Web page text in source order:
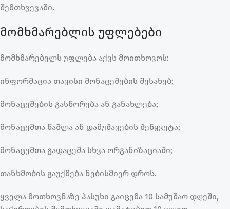
შემთხვევაში.
მომხმარებლის უფლებები
მომხმარებელს უფლება აქვს მოითხოვოს:
ინფორმაცია თავისი მონაცემების შესახებ;
მონაცემების გასწორება ან განახლება;
მონაცემთა წაშლა ან დამუშავების შეწყვეტა;
მონაცემთა გადაცემა სხვა ორგანიზაციაში;
თანხმობის გაუქმება ნებისმიერ დროს.
ყველა მოთხოვნაზე პასუხი გაიცემა 10 სამუშაო დღეში,